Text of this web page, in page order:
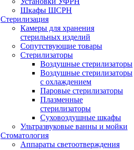
Шкафы ШСРН
Стерилизация
Камеры для хранения
стерильных изделий
Сопутствующие товары
Стерилизаторы
Воздушные стерилизаторы
Воздушные стерилизаторы
с охлаждением
Паровые стерилизаторы
Плазменные
стерилизаторы
Суховоздушные шкафы
Ультразвуковые ванны и мойки
Стоматология
Аппараты светоотверждения